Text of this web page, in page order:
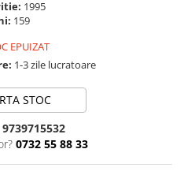
1995
159
EPUIZAT
1-3 zile lucratoare
STOC
9739715532
0732 55 88 33